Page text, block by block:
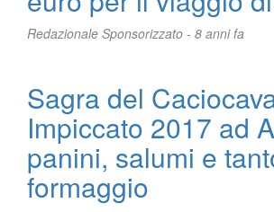
Redazionale Sponsorizzato - 8 anni fa
Sagra del
Impiccato 2017 ad
panini, salumi e
formaggio